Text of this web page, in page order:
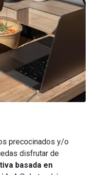
precocinados y/o
disfrutar de
basada en